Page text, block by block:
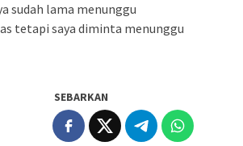
sudah lama menunggu
tetapi saya diminta menunggu
SEBARKAN